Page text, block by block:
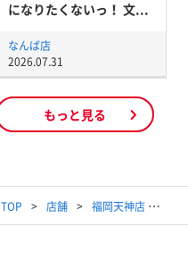
になりたくないっ！ 文...
なんば店
2026.07.31
もっと見る
TOP 店舗 福岡天神店